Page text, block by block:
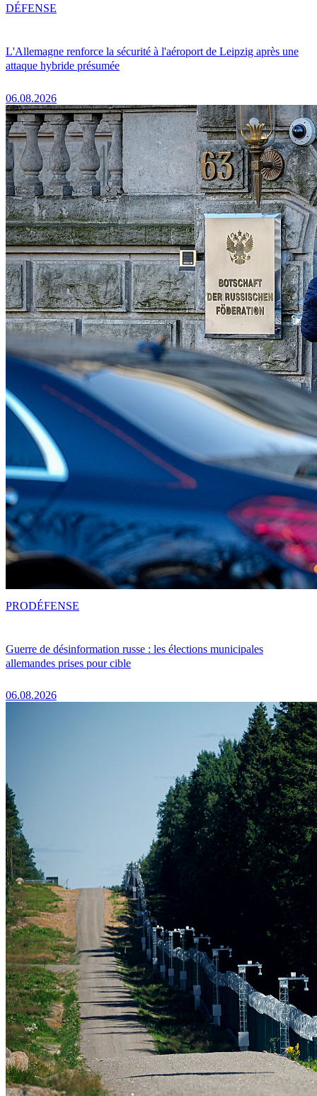
L'Allemagne renforce la sécurité à l'aéroport de Leipzig après une
attaque hybride présumée
06.08.2026
DÉFENSE
Guerre de désinformation russe : les élections municipales
allemandes prises pour cible
06.08.2026
PRODÉFENSE